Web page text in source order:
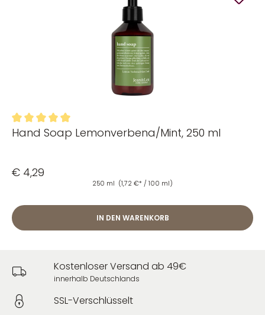
Durchschnittliche Bewertung von 5 von 5 Sternen
Hand Soap Lemonverbena/Mint, 250 ml
€ 4,29
250 ml (1,72 €* / 100 ml)
IN DEN WARENKORB
Kostenloser Versand ab 49€
innerhalb Deutschlands
SSL-Verschlüsselt